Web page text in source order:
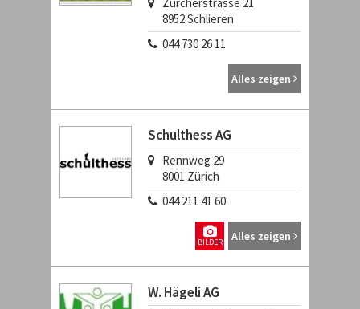
8952Schlieren
044 730 26 11
Alles zeigen
Schulthess AG
Rennweg 29
8001 Zürich
044 211 41 60
Alles zeigen
BILDER
W. Hägeli AG